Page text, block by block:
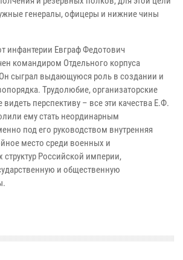
генералы, офицеры и нижние чины
инфантерии Евграф Федотович
командиром Отдельного корпуса
сыграл выдающуюся роль в создании и
Трудолюбие, организаторские
перспективу – все эти качества Е.Ф.
ему стать неординарным
под его руководством внутренняя
место среди военных и
структур Российской империи,
и общественную